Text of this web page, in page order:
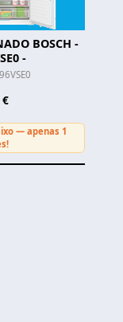
BOSCH -
-
€
— apenas 1